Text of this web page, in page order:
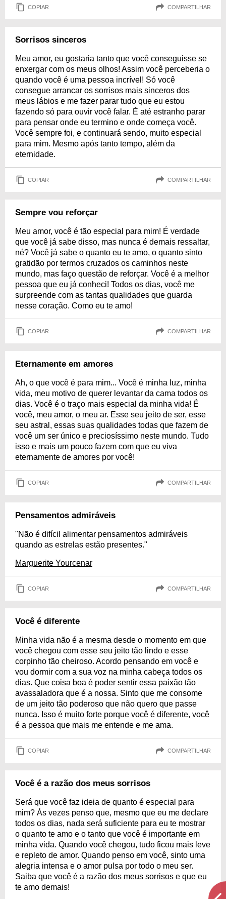
COPIAR COMPARTILHAR
Sorrisos sinceros
Meu amor, eu gostaria tanto que você conseguisse se
enxergar com os meus olhos! Assim você perceberia o
quando você é uma pessoa incrível! Só você
consegue arrancar os sorrisos mais sinceros dos
meus lábios e me fazer parar tudo que eu estou
fazendo só para ouvir você falar. É até estranho parar
para pensar onde eu termino e onde começa você.
Você sempre foi, e continuará sendo, muito especial
para mim. Mesmo após tanto tempo, além da
eternidade.
COPIAR COMPARTILHAR
Sempre vou reforçar
Meu amor, você é tão especial para mim! É verdade
que você já sabe disso, mas nunca é demais ressaltar,
né? Você já sabe o quanto eu te amo, o quanto sinto
gratidão por termos cruzados os caminhos neste
mundo, mas faço questão de reforçar. Você é a melhor
pessoa que eu já conheci! Todos os dias, você me
surpreende com as tantas qualidades que guarda
nesse coração. Como eu te amo!
COPIAR COMPARTILHAR
Eternamente em amores
Ah, o que você é para mim... Você é minha luz, minha
vida, meu motivo de querer levantar da cama todos os
dias. Você é o traço mais especial da minha vida! É
você, meu amor, o meu ar. Esse seu jeito de ser, esse
seu astral, essas suas qualidades todas que fazem de
você um ser único e preciosíssimo neste mundo. Tudo
isso e mais um pouco fazem com que eu viva
eternamente de amores por você!
COPIAR COMPARTILHAR
Pensamentos admiráveis
"Não é difícil alimentar pensamentos admiráveis
quando as estrelas estão presentes."
Marguerite Yourcenar
COPIAR COMPARTILHAR
Você é diferente
Minha vida não é a mesma desde o momento em que
você chegou com esse seu jeito tão lindo e esse
corpinho tão cheiroso. Acordo pensando em você e
vou dormir com a sua voz na minha cabeça todos os
dias. Que coisa boa é poder sentir essa paixão tão
avassaladora que é a nossa. Sinto que me consome
de um jeito tão poderoso que não quero que passe
nunca. Isso é muito forte porque você é diferente, você
é a pessoa que mais me entende e me ama.
COPIAR COMPARTILHAR
Você é a razão dos meus sorrisos
Será que você faz ideia de quanto é especial para
mim? Às vezes penso que, mesmo que eu me declare
todos os dias, nada será suficiente para eu te mostrar
o quanto te amo e o tanto que você é importante em
minha vida. Quando você chegou, tudo ficou mais leve
e repleto de amor. Quando penso em você, sinto uma
alegria intensa e o amor pulsa por todo o meu ser.
Saiba que você é a razão dos meus sorrisos e que eu
te amo demais!